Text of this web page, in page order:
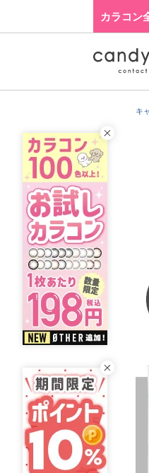
カラコン
キ
ログ